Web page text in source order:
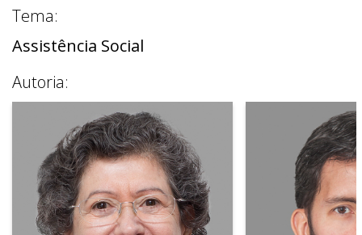
Tema:
Assistência Social
Autoria: